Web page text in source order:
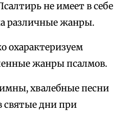
не имеет в себе
различные жанры.
охарактеризуем
жанры псалмов.
хвалебные песни
святые дни при